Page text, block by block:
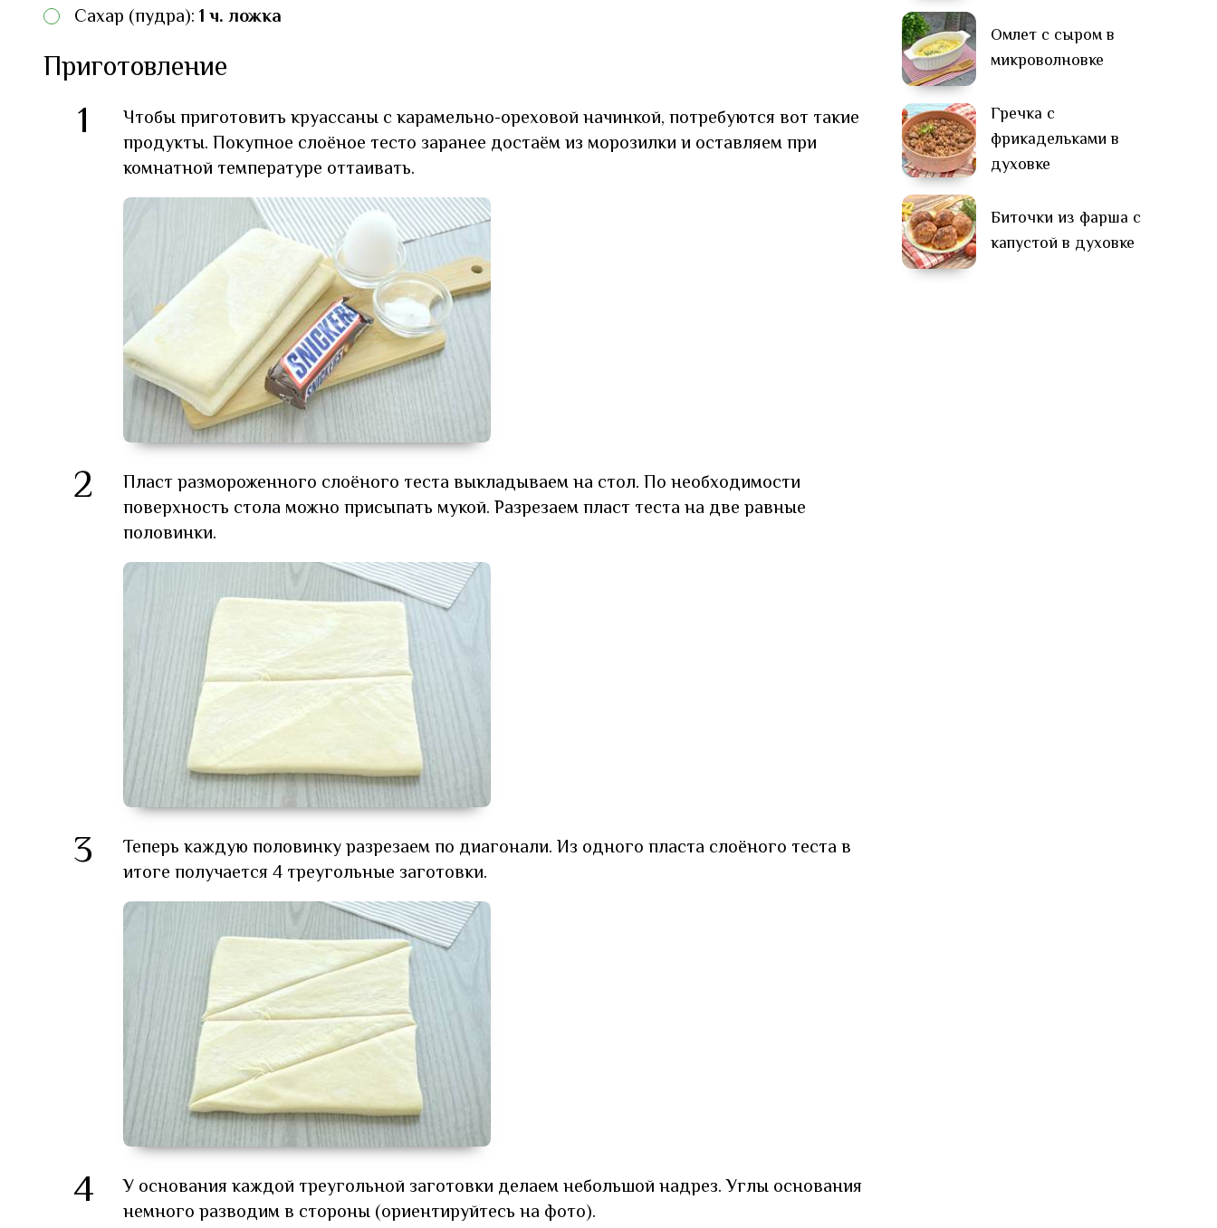
Сахар (пудра):1 ч. ложка
Приготовление
1
Чтобы приготовить круассаны с карамельно-ореховой начинкой, потребуются вот такие
продукты. Покупное слоёное тесто заранее достаём из морозилки и оставляем при
комнатной температуре оттаивать.
2
Пласт размороженного слоёного теста выкладываем на стол. По необходимости
поверхность стола можно присыпать мукой. Разрезаем пласт теста на две равные
половинки.
3
Теперь каждую половинку разрезаем по диагонали. Из одного пласта слоёного теста в
итоге получается 4 треугольные заготовки.
4
У основания каждой треугольной заготовки делаем небольшой надрез. Углы основания
немного разводим в стороны (ориентируйтесь на фото).
Омлет с сыром в
микроволновке
Гречка с
фрикадельками в
духовке
Биточки из фарша с
капустой в духовке